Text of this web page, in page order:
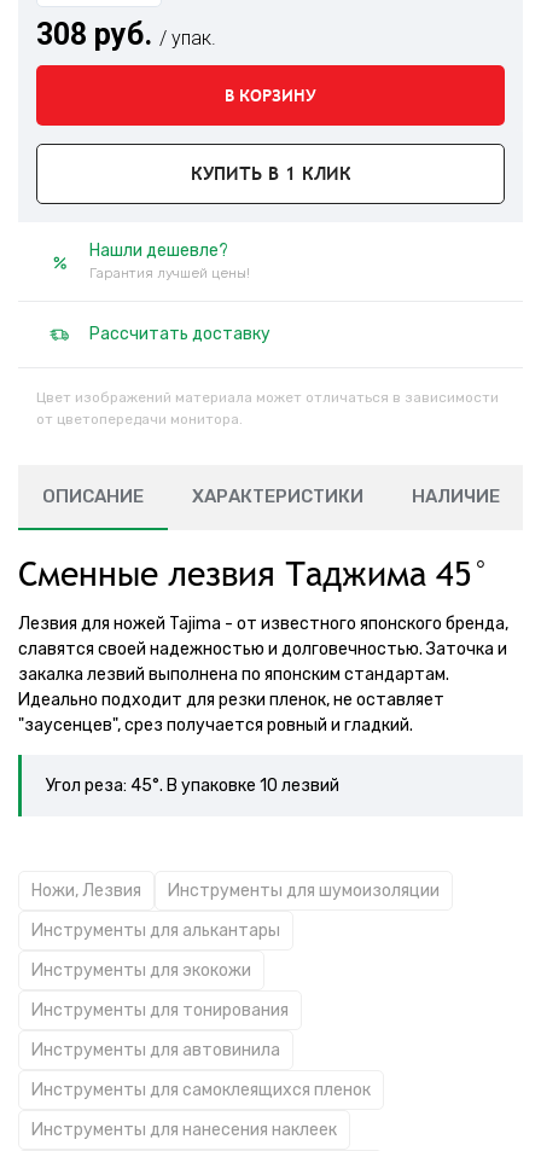
308 руб. / упак.
В КОРЗИНУ
КУПИТЬ В 1 КЛИК
Нашли дешевле?
Гарантия лучшей цены!
Рассчитать доставку
Цвет изображений материала может отличаться в зависимости
от цветопередачи монитора.
ОПИСАНИЕ ХАРАКТЕРИСТИКИ НАЛИЧИЕ
Сменные лезвия Таджима 45°
Лезвия для ножей Tajima - от известного японского бренда,
славятся своей надежностью и долговечностью. Заточка и
закалка лезвий выполнена по японским стандартам.
Идеально подходит для резки пленок, не оставляет
"заусенцев", срез получается ровный и гладкий.
Угол реза: 45°. В упаковке 10 лезвий
Ножи, Лезвия
Инструменты для шумоизоляции
Инструменты для алькантары
Инструменты для экокожи
Инструменты для тонирования
Инструменты для автовинила
Инструменты для самоклеящихся пленок
Инструменты для нанесения наклеек